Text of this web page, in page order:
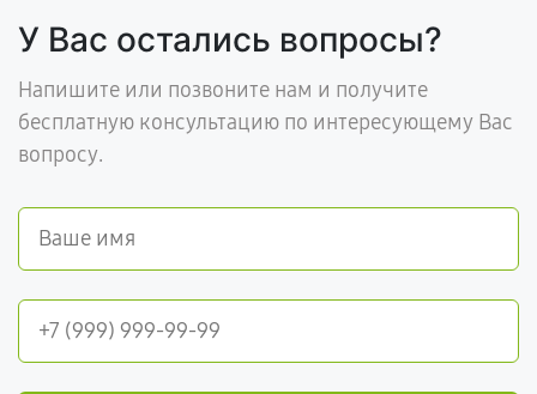
У Вас остались вопросы?
Напишите или позвоните нам и получите
бесплатную консультацию по интересующему Вас
вопросу.